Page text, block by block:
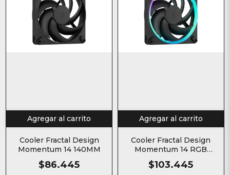
Agregar al carrito
Cooler Fractal Design
Momentum 14 140MM
$86.445
Agregar al carrito
Cooler Fractal Design
Momentum 14 RGB
$103.445